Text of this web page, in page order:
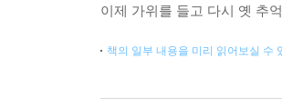
이제 가위를 들고 다시 옛 추
책의 일부 내용을 미리 읽어보실 수